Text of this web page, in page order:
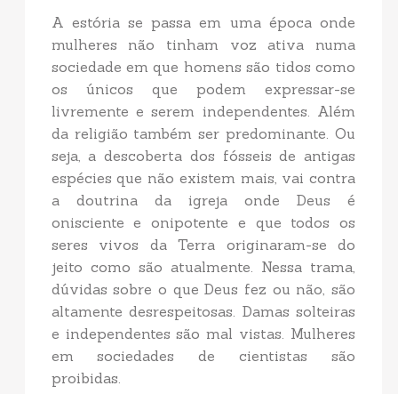
A estória se passa em uma época onde
mulheres não tinham voz ativa numa
sociedade em que homens são tidos como
os únicos que podem expressar-se
livremente e serem independentes. Além
da religião também ser predominante. Ou
seja, a descoberta dos fósseis de antigas
espécies que não existem mais, vai contra
a doutrina da igreja onde Deus é
onisciente e onipotente e que todos os
seres vivos da Terra originaram-se do
jeito como são atualmente. Nessa trama,
dúvidas sobre o que Deus fez ou não, são
altamente desrespeitosas. Damas solteiras
e independentes são mal vistas. Mulheres
em sociedades de cientistas são
proibidas.